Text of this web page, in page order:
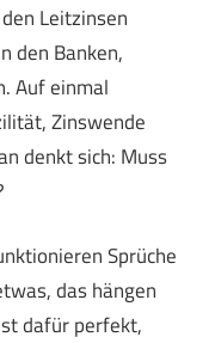
Leitzinsen
den Banken,
Auf einmal
Zinswende
denkt sich: Muss
Sprüche
das hängen
dafür perfekt,